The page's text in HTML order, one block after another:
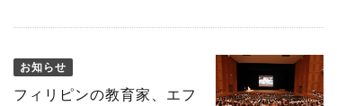
お知らせ
フィリピンの教育家、エフ